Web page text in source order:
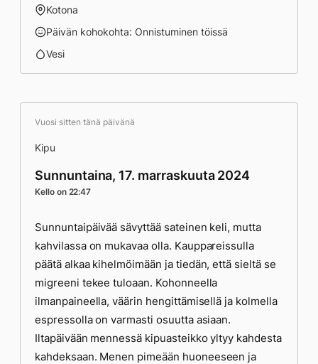
Kotona
Päivän kohokohta: Onnistuminen töissä
Vesi
Vuosi sitten tänä päivänä
Kipu
Sunnuntaina, 17. marraskuuta 2024
Kello on 22:47
Sunnuntaipäivää sävyttää sateinen keli, mutta
kahvilassa on mukavaa olla. Kauppareissulla
päätä alkaa kihelmöimään ja tiedän, että sieltä se
migreeni tekee tuloaan. Kohonneella
ilmanpaineella, väärin hengittämisellä ja kolmella
espressolla on varmasti osuutta asiaan.
Iltapäivään mennessä kipuasteikko yltyy kahdesta
kahdeksaan. Menen pimeään huoneeseen ja